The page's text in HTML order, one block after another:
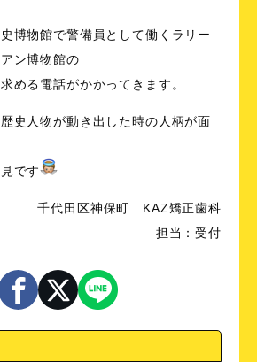
博物館で警備員として働くラリー
ン博物館の
める電話がかかってきます。
史人物が動き出した時の人柄が面
です
千代田区神保町 KAZ矯正歯科
担当：受付